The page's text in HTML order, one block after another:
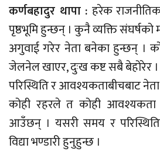
कर्णबहादुर थापा : हरेक राजनीतिक
पृष्ठभूमि हुन्छन् । कुनै व्यक्ति
अगुवाई गरेर नेता बनेका हुन्छन् ।
जेलनेल खाएर, दुःख कष्ट सबै बेहोरेर
परिस्थिति र आवश्यकताबीचबाट
कोही रहरले त कोही आवश्यकता
आउँछन् । यसरी समय र
विद्या भण्डारी हुनुहुन्छ ।